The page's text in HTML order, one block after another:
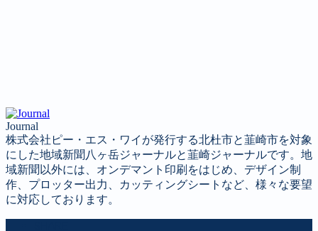
Journal
株式会社ピー・エス・ワイが発行する北杜市と韮崎市を対象
にした地域新聞八ヶ岳ジャーナルと韮崎ジャーナルです。地
域新聞以外には、オンデマント印刷をはじめ、デザイン制
作、プロッター出力、カッティングシートなど、様々な要望
に対応しております。